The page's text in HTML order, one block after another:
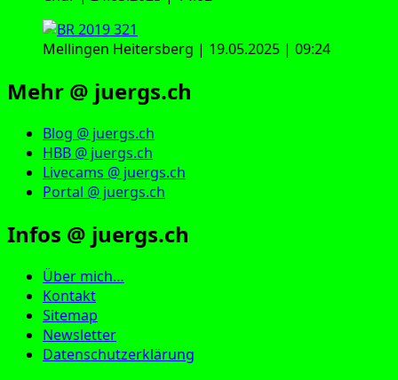
Mellingen Heitersberg | 19.05.2025 | 09:24
Mehr @ juergs.ch
Blog @ juergs.ch
HBB @ juergs.ch
Livecams @ juergs.ch
Portal @ juergs.ch
Infos @ juergs.ch
Über mich…
Kontakt
Sitemap
Newsletter
Datenschutzerklärung